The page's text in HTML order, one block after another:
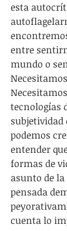
esta
entre
mundo o
tecnologías
subjetividad
podemos
entender
formas de
asunto de la
pensada
cuenta lo